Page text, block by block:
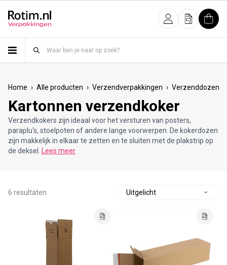
InloggenOfferte
Home › Alle producten › Verzendverpakkingen › Verzenddozen
Kartonnen verzendkoker
Verzendkokers zijn ideaal voor het versturen van posters,
paraplu's, stoelpoten of andere lange voorwerpen. De kokerdozen
zijn makkelijk in elkaar te zetten en te sluiten met de plakstrip op
de deksel.
Lees meer
6 resultaten